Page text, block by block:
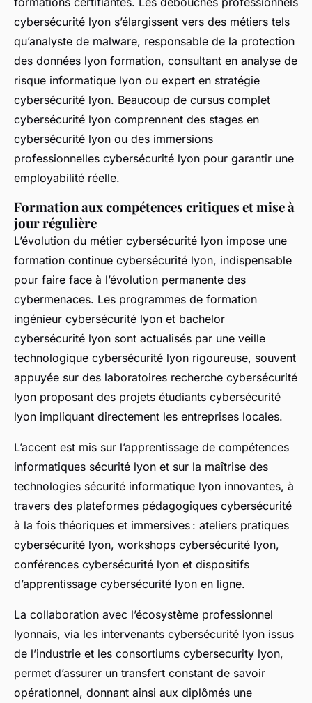
cybersécurité lyon s’élargissent vers des métiers tels
qu’analyste de malware, responsable de la protection
des données lyon formation, consultant en analyse de
risque informatique lyon ou expert en stratégie
cybersécurité lyon. Beaucoup de cursus complet
cybersécurité lyon comprennent des stages en
cybersécurité lyon ou des immersions
professionnelles cybersécurité lyon pour garantir une
employabilité réelle.
Formation aux compétences critiques et mise à
jour régulière
L’évolution du métier cybersécurité lyon impose une
formation continue cybersécurité lyon, indispensable
pour faire face à l’évolution permanente des
cybermenaces. Les programmes de formation
ingénieur cybersécurité lyon et bachelor
cybersécurité lyon sont actualisés par une veille
technologique cybersécurité lyon rigoureuse, souvent
appuyée sur des laboratoires recherche cybersécurité
lyon proposant des projets étudiants cybersécurité
lyon impliquant directement les entreprises locales.
L’accent est mis sur l’apprentissage de compétences
informatiques sécurité lyon et sur la maîtrise des
technologies sécurité informatique lyon innovantes, à
travers des plateformes pédagogiques cybersécurité
à la fois théoriques et immersives : ateliers pratiques
cybersécurité lyon, workshops cybersécurité lyon,
conférences cybersécurité lyon et dispositifs
d’apprentissage cybersécurité lyon en ligne.
La collaboration avec l’écosystème professionnel
lyonnais, via les intervenants cybersécurité lyon issus
de l’industrie et les consortiums cybersecurity lyon,
permet d’assurer un transfert constant de savoir
opérationnel, donnant ainsi aux diplômés une